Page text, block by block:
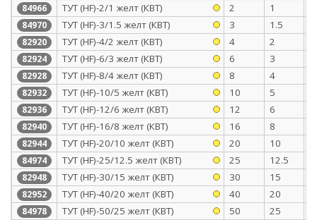
84966 ТУТ (HF)-2/1 желт (КВТ) 2 1
84970 ТУТ (HF)-3/1.5 желт (КВТ) 3 1.5
82920 ТУТ (HF)-4/2 желт (КВТ) 4 2
82924 ТУТ (HF)-6/3 желт (КВТ) 6 3
82928 ТУТ (HF)-8/4 желт (КВТ) 8 4
82932 ТУТ (HF)-10/5 желт (КВТ) 10 5
82936 ТУТ (HF)-12/6 желт (КВТ) 12 6
82940 ТУТ (HF)-16/8 желт (КВТ) 16 8
82944 ТУТ (HF)-20/10 желт (КВТ) 20 10
84974 ТУТ (HF)-25/12.5 желт (КВТ) 25 12.5
82948 ТУТ (HF)-30/15 желт (КВТ) 30 15
82952 ТУТ (HF)-40/20 желт (КВТ) 40 20
84978 ТУТ (HF)-50/25 желт (КВТ) 50 25